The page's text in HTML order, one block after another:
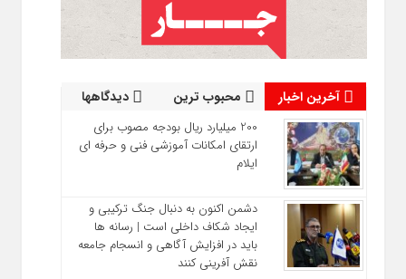
آخرین اخبار محبوب ترین دیدگاهها
200 میلیارد ریال بودجه مصوب برای
ارتقای امکانات آموزشی فنی‌ و حرفه‌ ای
ایلام
دشمن اکنون به دنبال جنگ ترکیبی و
ایجاد شکاف داخلی است | رسانه‌ ها
باید در افزایش آگاهی و انسجام جامعه
نقش‌ آفرینی کنند